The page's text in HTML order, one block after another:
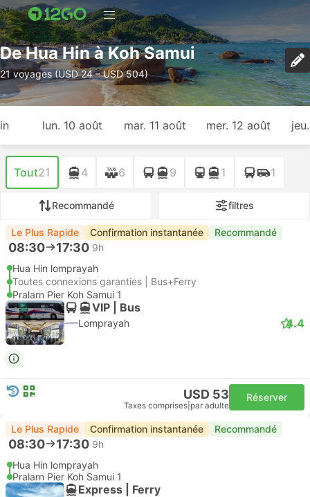
De Hua Hin à Koh Samui
21 voyages (USD 24 – USD 504)
lun. 10 août mar. 11 août mer. 12 août
Tout21 4 6 9 1 1
Recommandé filtres
Le Plus Rapide Confirmation instantanée Recommandé
08:30 17:30 9h
Hua Hin lomprayah
Toutes connexions garanties | Bus+Ferry
Pralarn Pier Koh Samui 1
VIP | Bus
Lomprayah 4.4
USD 53
Taxes comprises par adulte
Réserver
Le Plus Rapide Confirmation instantanée Recommandé
08:30 17:30 9h
Hua Hin lomprayah
Pralarn Pier Koh Samui 1
Express | Ferry